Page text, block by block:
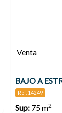
Venta
Ref. 14249
Sup:75 m2